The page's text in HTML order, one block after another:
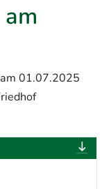
01.07.2025